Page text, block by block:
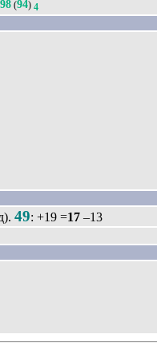
98 (94) 4
49: +19 =17 –13